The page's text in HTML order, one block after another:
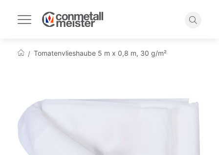
Navigation
umschalten
Suche
StartseiteTomatenvlieshaube 5 m x 0,8 m, 30 g/m²
Bildgalerie
springen